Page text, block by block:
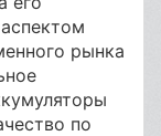
рынка
по